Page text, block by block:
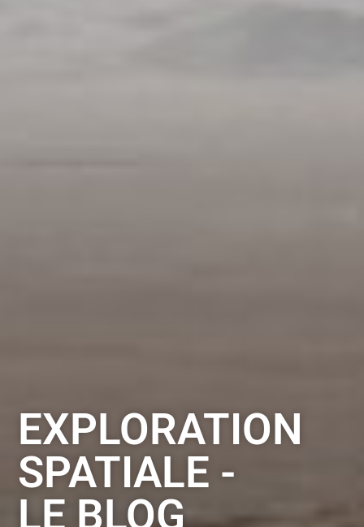
EXPLORATION
SPATIALE -
LE BLOG